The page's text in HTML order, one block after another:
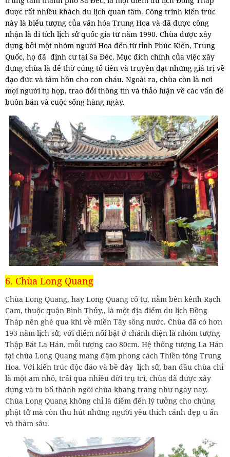
được rất nhiều khách du lịch quan tâm. Công trình kiến trúc
này là biểu tượng của văn hóa Trung Hoa và đã được công
nhận là di tích lịch sử quốc gia từ năm 1990. Chùa được xây
dựng bởi một nhóm người Hoa đến từ tỉnh Phúc Kiến, Trung
Quốc, họ đã định cư tại Sa Đéc. Mục đích chính của việc xây
dựng chùa là để thờ cúng tổ tiên và truyền đạt những giá trị về
đạo đức và tâm hồn cho con cháu. Ngoài ra, chùa còn là nơi
mọi người tụ họp, trao đổi thông tin và thảo luận về các vấn đề
buôn bán và cuộc sống hàng ngày.
6. Chùa Long Quang
Chùa Long Quang, hay Long Quang cổ tự, nằm bên kênh Rạch
Cam, thuộc quận Bình Thủy,, là một địa điểm du lịch Đồng
Tháp nên ghé qua khi về miền Tây sông nước. Chùa đã có hơn
193 năm lịch sử, với điểm nổi bật ở chánh điện là nhóm tượng
Thập Bát La Hán, mỗi tượng cao 80cm. Hệ thống tượng La Hán
tại chùa Long Quang mang đậm phong cách Thiền tông Trung
Hoa. Với kiến trúc độc đáo và bề dày lịch sử, ban đầu chùa chỉ
là một am nhỏ, trải qua nhiều đời trụ trì, chùa đã được xây
dựng và tu bổ thành ngôi chùa khang trang như ngày nay.
Chùa Long Quang không chỉ là điểm đến lý tưởng cho chúng
phật tử mà còn thu hút những người yêu thích cảnh đẹp u ẩn
và thâm sâu.